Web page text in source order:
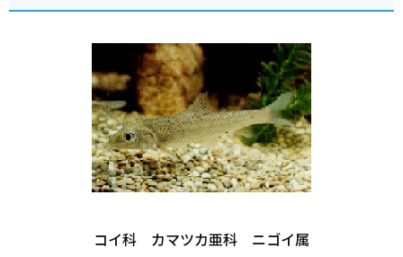
コイ科 カマツカ亜科 ニゴイ属